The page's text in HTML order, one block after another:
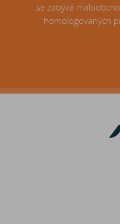
se zabývá
homologovaných